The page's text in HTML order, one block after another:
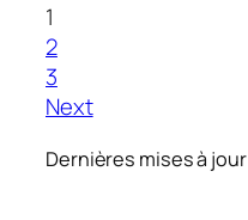
1
2
3
Next
Dernières mises à jour